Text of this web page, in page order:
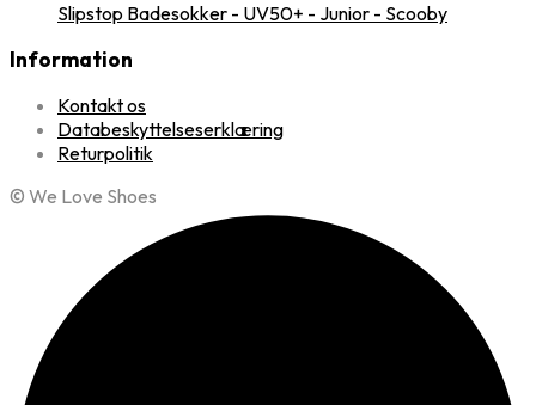
Slipstop Badesokker - UV50+ - Junior - Scooby
Information
Kontakt os
Databeskyttelseserklæring
Returpolitik
© We Love Shoes